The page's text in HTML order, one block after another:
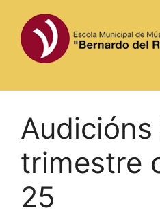
contenido
Audicións
trimestre
25